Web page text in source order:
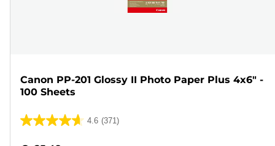
Canon PP-201 Glossy II Photo Paper Plus 4x6" -
100 Sheets
4.6 (371)
4.6